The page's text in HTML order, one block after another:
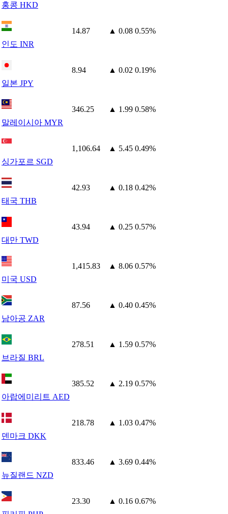
홍콩 HKD
인도 INR
14.87 ▲ 0.08 0.55%
일본 JPY
8.94 ▲ 0.02 0.19%
말레이시아 MYR
346.25 ▲ 1.99 0.58%
싱가포르 SGD
1,106.64 ▲ 5.45 0.49%
태국 THB
42.93 ▲ 0.18 0.42%
대만 TWD
43.94 ▲ 0.25 0.57%
미국 USD
1,415.83 ▲ 8.06 0.57%
남아공 ZAR
87.56 ▲ 0.40 0.45%
브라질 BRL
278.51 ▲ 1.59 0.57%
아랍에미리트 AED
385.52 ▲ 2.19 0.57%
덴마크 DKK
218.78 ▲ 1.03 0.47%
뉴질랜드 NZD
833.46 ▲ 3.69 0.44%
23.30 ▲ 0.16 0.67%